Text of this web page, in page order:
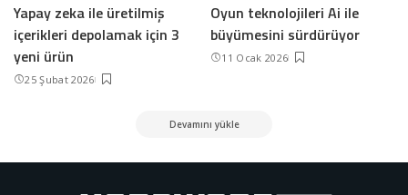
Yapay zeka ile üretilmiş
içerikleri depolamak için 3
yeni ürün
25 Şubat 2026
Oyun teknolojileri Ai ile
büyümesini sürdürüyor
11 Ocak 2026
Devamını yükle